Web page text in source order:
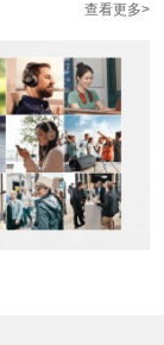
查看更多>